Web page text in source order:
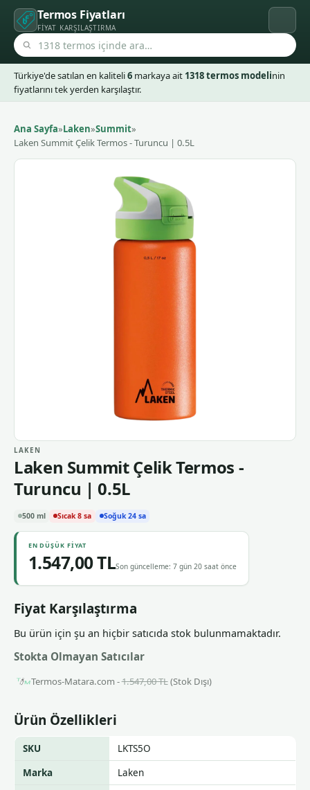
Termos Fiyatları
FIYAT KARŞILAŞTIRMA
Türkiye'de satılan en kaliteli6 markaya ait 1318 termos modelinin
fiyatlarını tek yerden karşılaştır.
Ana Sayfa»Laken»Summit»
Laken Summit Çelik Termos - Turuncu | 0.5L
LAKEN
Laken Summit Çelik Termos -
Turuncu | 0.5L
500 ml Sıcak 8 sa Soğuk 24 sa
EN DÜŞÜK FIYAT
1.547,00 TLSon güncelleme: 7 gün 20 saat önce
Fiyat Karşılaştırma
Bu ürün için şu an hiçbir satıcıda stok bulunmamaktadır.
Stokta Olmayan Satıcılar
Termos-Matara.com -1.547,00 TL(Stok Dışı)
Ürün Özellikleri
SKU
LKTS5O
Marka
Laken